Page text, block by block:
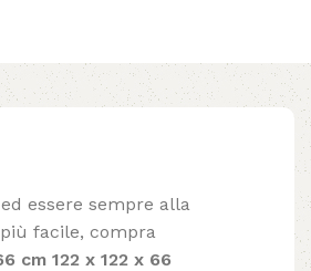
essere sempre alla
facile, compra
cm 122 x 122 x 66